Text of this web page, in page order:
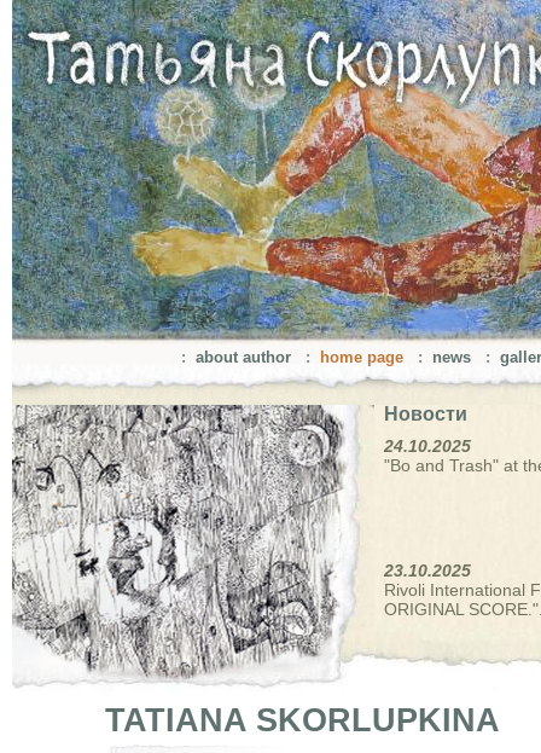
: about author : home page : news :
Новости
24.10.2025
"Bo and Trash" at
23.10.2025
Rivoli International
ORIGINAL
TATIANA SKORLUPKINA